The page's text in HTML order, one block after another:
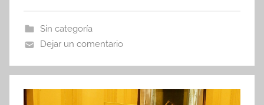
b
o
o
k
A
p
p
tir
Sin categoría
Dejar un comentario